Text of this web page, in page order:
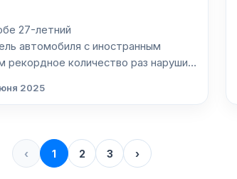
27-летний
автомобиля c иностранным
рекордное количество раз нарушил
2025
‹ 1 2 3 ›